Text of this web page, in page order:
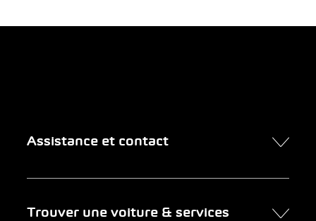
Assistance et contact
Trouver une voiture & services